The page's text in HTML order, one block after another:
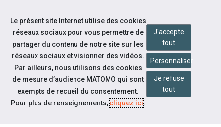
Aller au contenu
Actualités
FORUM OPEN JOB
Le présent site Internet utilise des cookies
réseaux sociaux pour vous permettre de
partager du contenu de notre site sur les
réseaux sociaux et visionner des vidéos.
Par ailleurs, nous utilisons des cookies
de mesure d’audience MATOMO qui sont
exempts de recueil du consentement.
Pour plus de renseignements,cliquez ici.
J'accepte
tout
Personnaliser
Je refuse
tout